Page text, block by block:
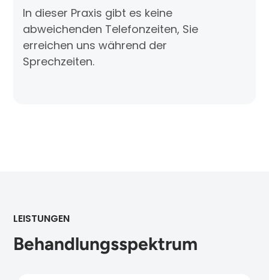
In dieser Praxis gibt es keine
abweichenden Telefonzeiten, Sie
erreichen uns während der
Sprechzeiten.
LEISTUNGEN
Behandlungsspektrum